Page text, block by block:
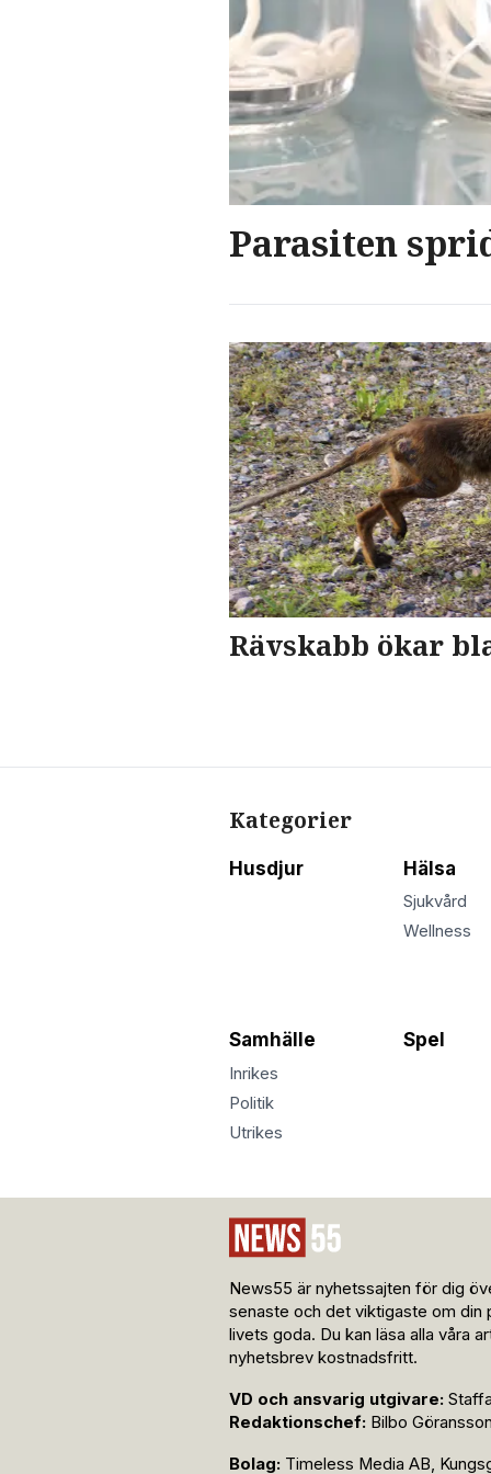
Parasiten
Rävskabb ökar
Kategorier
Husdjur Hälsa
Sjukvård
Wellness
Samhälle
Inrikes
Politik
Utrikes
Spel
News55 är nyhetssajten för dig
senaste och det viktigaste om din
livets goda. Du kan läsa alla våra
nyhetsbrev kostnadsfritt.
VD och ansvarig utgivare:
Redaktionschef: Bilbo
Bolag: Timeless Media AB,